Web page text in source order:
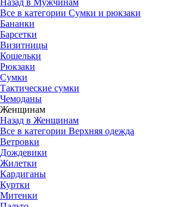
Назад в Мужчинам
Все в категории Сумки и рюкзаки
Бананки
Барсетки
Визитницы
Кошельки
Рюкзаки
Сумки
Тактические сумки
Чемоданы
Женщинам
Назад в Женщинам
Все в категории Верхняя одежда
Ветровки
Дождевики
Жилетки
Кардиганы
Куртки
Митенки